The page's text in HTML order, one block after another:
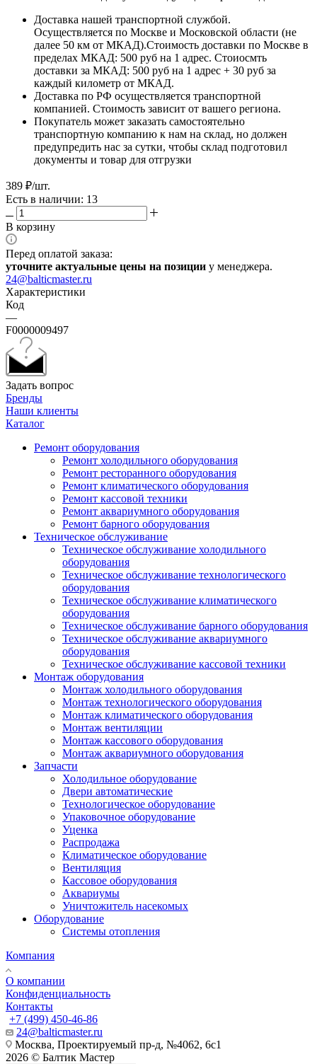
Доставка нашей транспортной службой.
Осуществляется по Москве и Московской области (не
далее 50 км от МКАД).Стоимость доставки по Москве в
пределах МКАД: 500 руб на 1 адрес. Стоиосмть
доставки за МКАД: 500 руб на 1 адрес + 30 руб за
каждый километр от МКАД.
Доставка по РФ осуществляется транспортной
компанией. Стоимость зависит от вашего региона.
Покупатель может заказать самостоятельно
транспортную компанию к нам на склад, но должен
предупредить нас за сутки, чтобы склад подготовил
документы и товар для отгрузки
389 ₽/шт.
Есть в наличии: 13
В корзину
Перед оплатой заказа:
уточните актуальные цены на позиции у менеджера.
24@balticmaster.ru
Характеристики
Код
—
F0000009497
Задать вопрос
Бренды
Наши клиенты
Каталог
Ремонт оборудования
Ремонт холодильного оборудования
Ремонт ресторанного оборудования
Ремонт климатического оборудования
Ремонт кассовой техники
Ремонт аквариумного оборудования
Ремонт барного оборудования
Техническое обслуживание
Техническое обслуживание холодильного
оборудования
Техническое обслуживание технологического
оборудования
Техническое обслуживание климатического
оборудования
Техническое обслуживание барного оборудования
Техническое обслуживание аквариумного
оборудования
Техническое обслуживание кассовой техники
Монтаж оборудования
Монтаж холодильного оборудования
Монтаж технологического оборудования
Монтаж климатического оборудования
Монтаж вентиляции
Монтаж кассового оборудования
Монтаж аквариумного оборудования
Запчасти
Холодильное оборудование
Двери автоматические
Технологическое оборудование
Упаковочное оборудование
Уценка
Распродажа
Климатическое оборудование
Вентиляция
Кассовое оборудования
Аквариумы
Уничтожитель насекомых
Оборудование
Системы отопления
Компания
О компании
Конфиденциальность
Контакты
+7 (499) 450-46-86
24@balticmaster.ru
Москва, Проектируемый пр-д, №4062, 6с1
2026 © Балтик Мастер